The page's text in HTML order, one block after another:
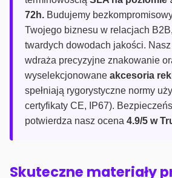
72h. Budujemy
Twojego biznesu w relacjach
twardych dowodach jakości. Nasz
wdraża precyzyjne znakowanie
wyselekcjonowane akcesoria
spełniają rygorystyczne normy
certyfikaty CE, IP67).
potwierdza nasz ocena 4.9/5 w
Skuteczne materiały